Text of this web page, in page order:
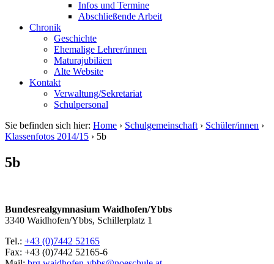
Infos und Termine
Abschließende Arbeit
Chronik
Geschichte
Ehemalige Lehrer/innen
Maturajubiläen
Alte Website
Kontakt
Verwaltung/Sekretariat
Schulpersonal
Sie befinden sich hier: Home › Schulgemeinschaft › Schüler/innen ›
Klassenfotos 2014/15 › 5b
5b
Bundesrealgymnasium Waidhofen/Ybbs
3340 Waidhofen/Ybbs, Schillerplatz 1
Tel.: +43 (0)7442 52165
Fax: +43 (0)7442 52165-6